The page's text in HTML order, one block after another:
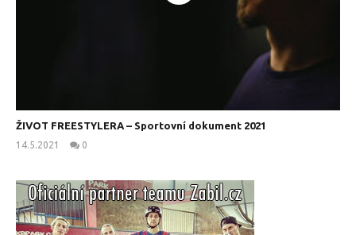
ŽIVOT FREESTYLERA – Sportovní dokument 2021
14.5.2021
0